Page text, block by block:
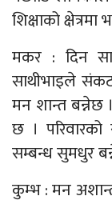
शिक्षाको
मकर : दिन
साथीभाइले
मन शान्त बन्नेछ
छ ।
सम्बन्ध सुमधुर
कुम्भ : मन